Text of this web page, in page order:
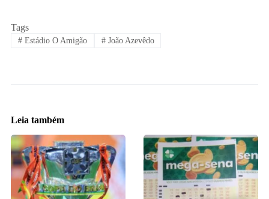
Tags
#Estádio O Amigão #João Azevêdo
Leia também